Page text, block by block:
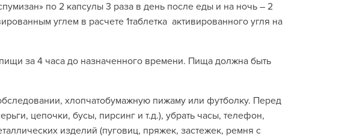
по 2 капсулы 3 раза в день после еды и на ночь – 2
углем в расчете 1таблетка активированного угля на
за 4 часа до назначенного времени. Пища должна быть
хлопчатобумажную пижаму или футболку. Перед
цепочки, бусы, пирсинг и т.д.), убрать часы, телефон,
изделий (пуговиц, пряжек, застежек, ремня с